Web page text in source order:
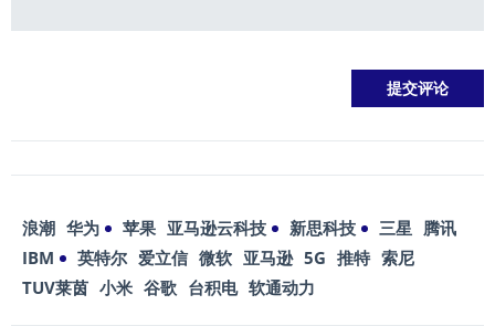
浪潮 华为 苹果 亚马逊云科技 新思科技 三星 腾讯
IBM
英特尔 爱立信 微软 亚马逊 5G 推特 索尼
TUV莱茵 小米 谷歌 台积电 软通动力